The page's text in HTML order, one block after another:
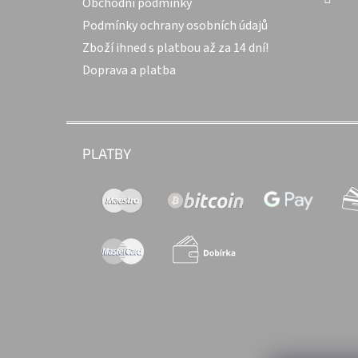
Podmínky ochrany osobních údajů
Zboží ihned s platbou až za 14 dní!
Doprava a platba
PLATBY